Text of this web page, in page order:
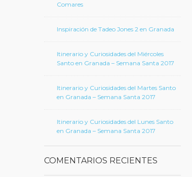
Comares
Inspiración de Tadeo Jones 2 en Granada
Itinerario y Curiosidades del Miércoles
Santo en Granada – Semana Santa 2017
Itinerario y Curiosidades del Martes Santo
en Granada – Semana Santa 2017
Itinerario y Curiosidades del Lunes Santo
en Granada – Semana Santa 2017
COMENTARIOS RECIENTES